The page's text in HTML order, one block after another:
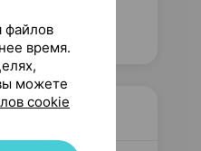
файлов
время.
можете
cookie